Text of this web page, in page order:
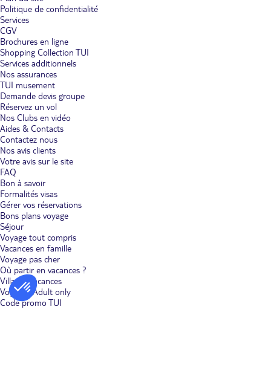
Politique de confidentialité
Services
CGV
Brochures en ligne
Shopping Collection TUI
Services additionnels
Nos assurances
TUI musement
Demande devis groupe
Réservez un vol
Nos Clubs en vidéo
Aides & Contacts
Contactez nous
Nos avis clients
Votre avis sur le site
FAQ
Bon à savoir
Formalités visas
Gérer vos réservations
Bons plans voyage
Séjour
Voyage tout compris
Vacances en famille
Voyage pas cher
Où partir en vacances ?
Villages vacances
Voyages Adult only
Code promo TUI